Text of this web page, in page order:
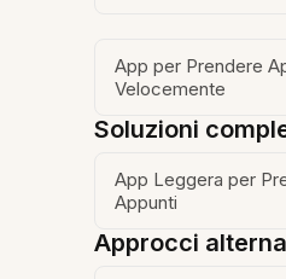
App per Prendere
Velocemente
Soluzioni
App Leggera per
Appunti
Approcci